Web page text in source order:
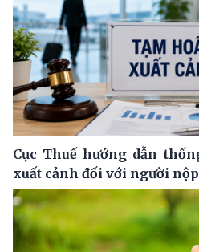
Cục Thuế hướng dẫn
xuất cảnh đối với người